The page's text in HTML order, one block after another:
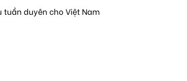
duyên cho Việt Nam